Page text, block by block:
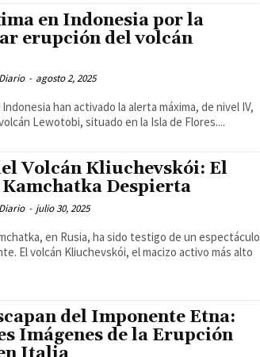
en Indonesia por la
erupción del volcán
- agosto 2, 2025
han activado la alerta máxima, de nivel IV,
Lewotobi, situado en la Isla de Flores....
Volcán Kliuchevskói: El
Kamchatka Despierta
- julio 30, 2025
en Rusia, ha sido testigo de un espectáculo
El volcán Kliuchevskói, el macizo activo más alto
del Imponente Etna:
Imágenes de la Erupción